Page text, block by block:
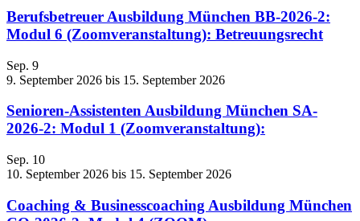
Berufsbetreuer Ausbildung München BB-2026-2:
Modul 6 (Zoomveranstaltung): Betreuungsrecht
Sep. 9
9. September 2026 bis 15. September 2026
Senioren-Assistenten Ausbildung München SA-
2026-2: Modul 1 (Zoomveranstaltung):
Sep. 10
10. September 2026 bis 15. September 2026
Coaching & Businesscoaching Ausbildung München